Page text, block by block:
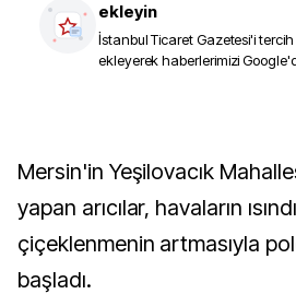
ekleyin
İstanbul Ticaret Gazetesi'i
ekleyerek haberlerimizi
Mersin'in Yeşilovacık Mahallesi'nde bal üretimi
yapan arıcılar, havaların
çiçeklenmenin artmasıyla
başladı.